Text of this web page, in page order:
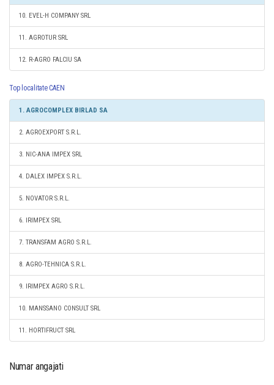
10. EVEL-H COMPANY SRL
11. AGROTUR SRL
12. R-AGRO FALCIU SA
Top localitate CAEN
1. AGROCOMPLEX BIRLAD SA
2. AGROEXPORT S.R.L.
3. NIC-ANA IMPEX SRL
4. DALEX IMPEX S.R.L.
5. NOVATOR S.R.L.
6. IRIMPEX SRL
7. TRANSFAM AGRO S.R.L.
8. AGRO-TEHNICA S.R.L.
9. IRIMPEX AGRO S.R.L.
10. MANSSANO CONSULT SRL
11. HORTIFRUCT SRL
Numar angajati